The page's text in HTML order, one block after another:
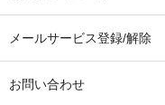
メールサービス登録/解除
お問い合わせ